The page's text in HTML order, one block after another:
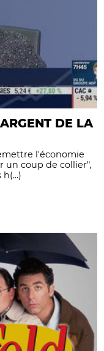
DE LA
l'économie
un coup de collier",